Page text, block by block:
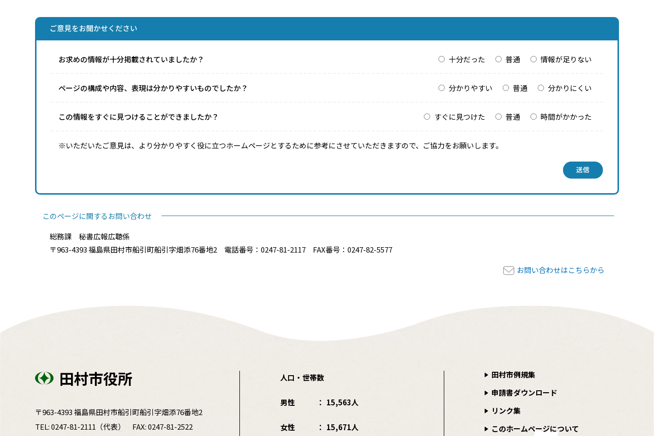
ご意見をお聞かせください
お求めの情報が十分掲載されていましたか？ 十分だった 普通 情報が足りない
ページの構成や内容、表現は分かりやすいものでしたか？ 分かりやすい 普通 分かりにくい
この情報をすぐに見つけることができましたか？ すぐに見つけた 普通 時間がかかった
※いただいたご意見は、より分かりやすく役に立つホームページとするために参考にさせていただきますので、ご協力をお願いします。
送信
このページに関するお問い合わせ
総務課 秘書広報広聴係
〒963-4393 福島県田村市船引町船引字畑添76番地2 電話番号：0247-81-2117 FAX番号：0247-82-5577
お問い合わせはこちらから
田村市役所
〒963-4393 福島県田村市船引町船引字畑添76番地2
TEL:0247-81-2111 （代表） FAX: 0247-81-2522
人口・世帯数
男性 15,563人
女性 15,671人
田村市例規集
申請書ダウンロード
リンク集
このホームページについて